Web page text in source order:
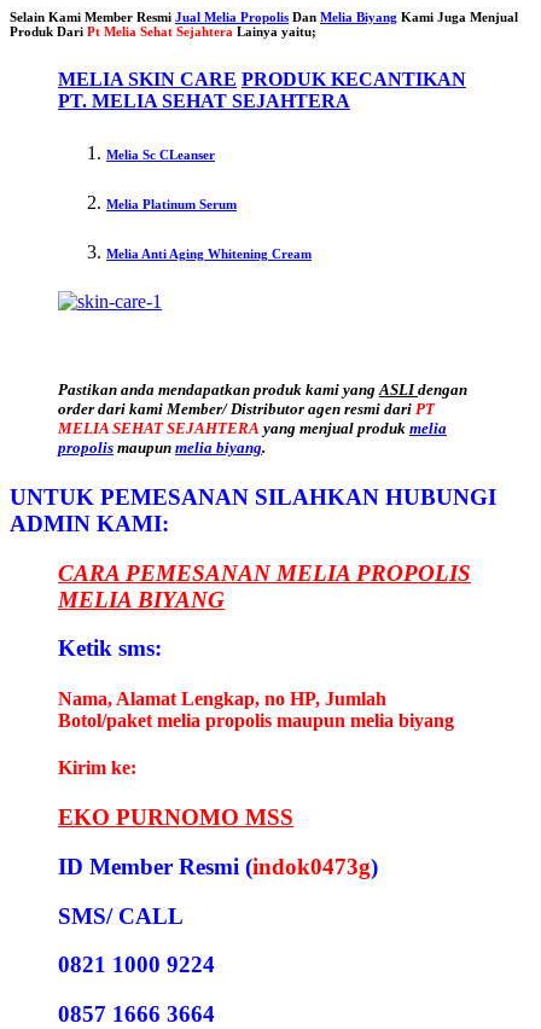
Selain Kami Member Resmi Jual Melia Propolis Dan Melia Biyang Kami Juga Menjual
Produk Dari Pt Melia Sehat Sejahtera Lainya yaitu;
MELIA SKIN CARE PRODUK KECANTIKAN
PT. MELIA SEHAT SEJAHTERA
Melia Sc CLeanser
Melia Platinum Serum
Melia Anti Aging Whitening Cream
Pastikan anda mendapatkan produk kami yang ASLIdengan
order dari kami Member/ Distributor agen resmi dari PT
MELIA SEHAT SEJAHTERA yang menjual produk melia
propolis maupun melia biyang.
UNTUK PEMESANAN SILAHKAN HUBUNGI
ADMIN KAMI:
CARA PEMESANAN MELIA PROPOLIS
MELIA BIYANG
Ketik sms:
Nama, Alamat Lengkap, no HP, Jumlah
Botol/paket melia propolis maupun melia biyang
Kirim ke:
EKO PURNOMO MSS
ID Member Resmi (indok0473g)
SMS/ CALL
0821 1000 9224
0857 1666 3664